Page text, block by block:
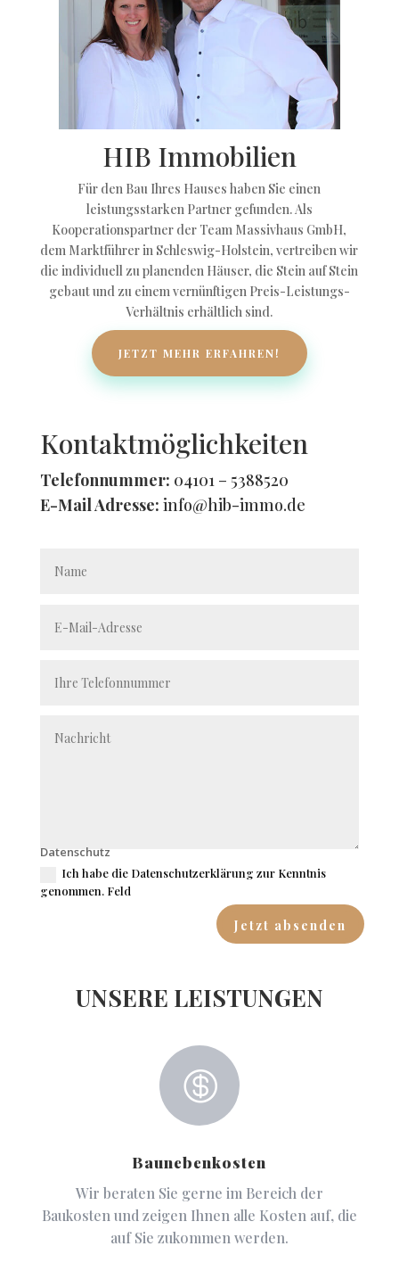
HIB Immobilien
Für den Bau Ihres Hauses haben Sie einen
leistungsstarken Partner gefunden. Als
Kooperationspartner der Team Massivhaus GmbH,
dem Marktführer in Schleswig-Holstein, vertreiben wir
die individuell zu planenden Häuser, die Stein auf Stein
gebaut und zu einem vernünftigen Preis-Leistungs-
Verhältnis erhältlich sind.
JETZT MEHR ERFAHREN!
Kontaktmöglichkeiten
Telefonnummer: 04101 – 5388520
E-Mail Adresse: info@hib-immo.de
Datenschutz
Ich habe die Datenschutzerklärung zur Kenntnis
genommen. Feld
Jetzt absenden
UNSERE LEISTUNGEN

Baunebenkosten
Wir beraten Sie gerne im Bereich der
Baukosten und zeigen Ihnen alle Kosten auf, die
auf Sie zukommen werden.